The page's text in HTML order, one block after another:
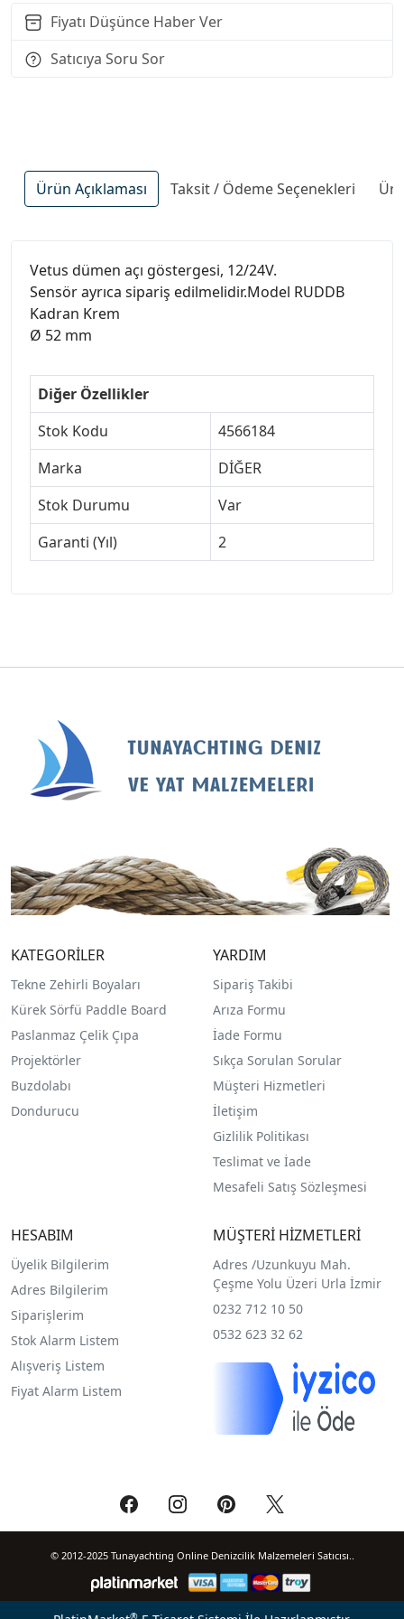
Fiyatı Düşünce Haber Ver
Satıcıya Soru Sor
Ürün Açıklaması Taksit / Ödeme Seçenekleri
Vetus dümen açı göstergesi, 12/24V.
Sensör ayrıca sipariş edilmelidir.Model RUDDB
Kadran Krem
Ø 52 mm
Diğer Özellikler
Stok Kodu
4566184
Marka
DİĞER
Stok Durumu
Var
Garanti (Yıl)
2
KATEGORİLER
Tekne Zehirli Boyaları
Kürek Sörfü Paddle Board
Paslanmaz Çelik Çıpa
Projektörler
Buzdolabı
Dondurucu
YARDIM
Sipariş Takibi
Arıza Formu
İade Formu
Sıkça Sorulan Sorular
Müşteri Hizmetleri
İletişim
Gizlilik Politikası
Teslimat ve İade
Mesafeli Satış Sözleşmesi
HESABIM
Üyelik Bilgilerim
Adres Bilgilerim
Siparişlerim
Stok Alarm Listem
Alışveriş Listem
Fiyat Alarm Listem
MÜŞTERİ HİZMETLERİ
Adres /Uzunkuyu Mah.
Çeşme Yolu Üzeri Urla İzmir
0232 712 10 50
0532 623 32 62
© 2012-2025 Tunayachting Online Denizcilik Malzemeleri Satıcısı..
®